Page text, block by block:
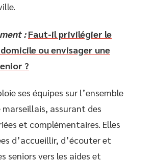
: Faut-il privilégier le
ou envisager une
?
ses équipes sur l’ensemble
assurant des
et complémentaires. Elles
d’accueillir, d’écouter et
seniors vers les aides et